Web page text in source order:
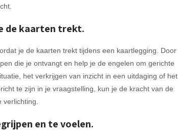
de kaarten trekt.
je de kaarten trekt tijdens een kaartlegging. Door
die je ontvangt en help je de engelen om gerichte
het verkrijgen van inzicht in een uitdaging of het
te zijn in je vraagstelling, kun je de kracht van de
en te voelen.